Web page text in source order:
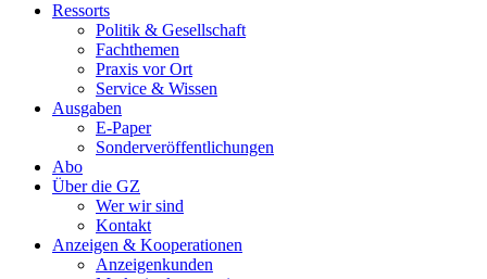
Ressorts
Politik & Gesellschaft
Fachthemen
Praxis vor Ort
Service & Wissen
Ausgaben
E-Paper
Sonderveröffentlichungen
Abo
Über die GZ
Wer wir sind
Kontakt
Anzeigen & Kooperationen
Anzeigenkunden